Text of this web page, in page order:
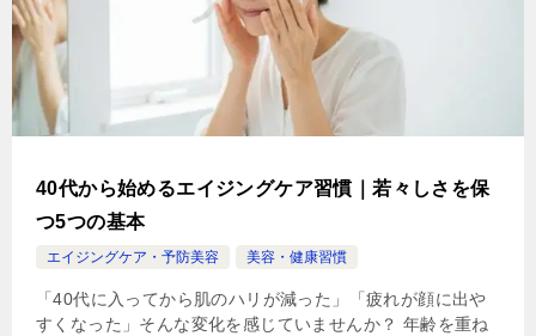
40代から始めるエイジングケア習慣｜若々しさを保
つ5つの基本
エイジングケア・予防美容 美容・健康習慣
「40代に入ってから肌のハリが減った」「疲れが顔に出や
すくなった」そんな変化を感じていませんか？ 年齢を重ね